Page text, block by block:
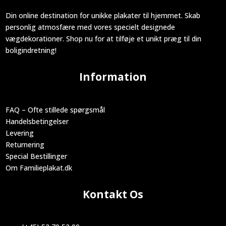
Din online destination for unikke plakater til hjemmet. Skab
personlig atmosfære med vores specielt designede
vægdekorationer. Shop nu for at tilføje et unikt præg til din
boligindretning!
Information
FAQ – Ofte stillede spørgsmål
Handelsbetingelser
Levering
Returnering
Special Bestillinger
Om Familieplakat.dk
Kontakt Os